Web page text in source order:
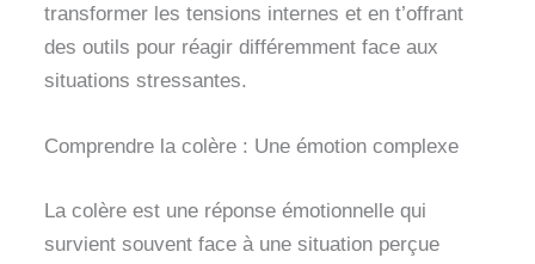
transformer les tensions internes et en t’offrant
des outils pour réagir différemment face aux
situations stressantes.
Comprendre la colère : Une émotion complexe
La colère est une réponse émotionnelle qui
survient souvent face à une situation perçue